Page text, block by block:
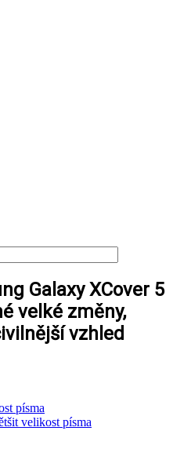
Galaxy XCover 5
velké změny,
vzhled
písma
velikost písma